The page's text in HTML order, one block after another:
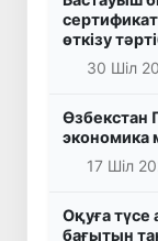
өткізу
30 Шіл
Өзбекстан
экономика
17 Шіл
Оқуға түсе
бағытын